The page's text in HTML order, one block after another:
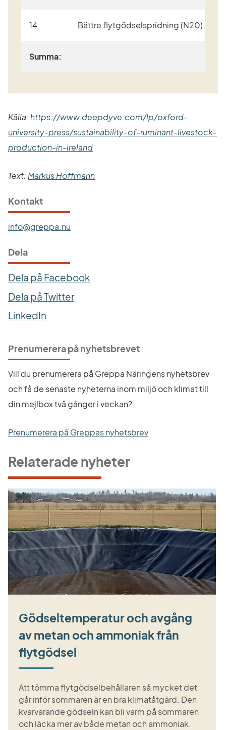
14 Bättre flytgödselspridning (N20)
Summa:
Källa: https://www.deepdyve.com/lp/oxford-
university-press/sustainability-of-ruminant-livestock-
production-in-irelandLänk till annan webbplats.
Text: Markus Hoffmann
Kontakt
info@greppa.nu
Dela
Dela på Facebook
Dela på Twitter
LinkedIn
Prenumerera på nyhetsbrevet
Vill du prenumerera på Greppa Näringens nyhetsbrev
och få de senaste nyheterna inom miljö och klimat till
din mejlbox två gånger i veckan?
Prenumerera på Greppas nyhetsbrev
Relaterade nyheter
Gödseltemperatur och avgång
av metan och ammoniak från
flytgödsel
Att tömma flytgödselbehållaren så mycket det
går inför sommaren är en bra klimatåtgärd. Den
kvarvarande gödseln kan bli varm på sommaren
och läcka mer av både metan och ammoniak.